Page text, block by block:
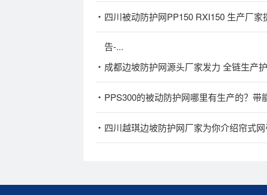
四川被动防护网PP150 RXI150 生产厂
告-...
成都边坡防护网源头厂家发力 全链生产
PPS300的被动防护网哪里有生产的？带
四川越琪边坡防护网厂家为你介绍帘式